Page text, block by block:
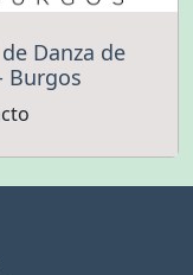
Danza de
Burgos